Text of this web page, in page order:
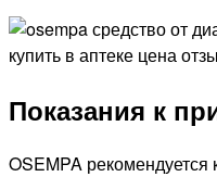
Показания к
OSEMPA